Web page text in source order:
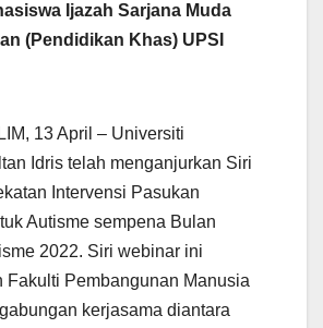
Ijazah Sarjana Muda
(Pendidikan Khas) UPSI
13 April – Universiti
Idris telah menganjurkan Siri
Intervensi Pasukan
Autisme sempena Bulan
2022. Siri webinar ini
Fakulti Pembangunan Manusia
kerjasama diantara